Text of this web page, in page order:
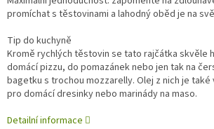
promíchat s těstovinami a lahodný oběd je na
Tip do kuchyně
Kromě rychlých těstovin se tato rajčátka skvěle
domácí pizzu, do pomazánek nebo jen tak na
bagetku s trochou mozzarelly. Olej z nich je také
pro domácí dresinky nebo marinády na maso.
Detailní informace